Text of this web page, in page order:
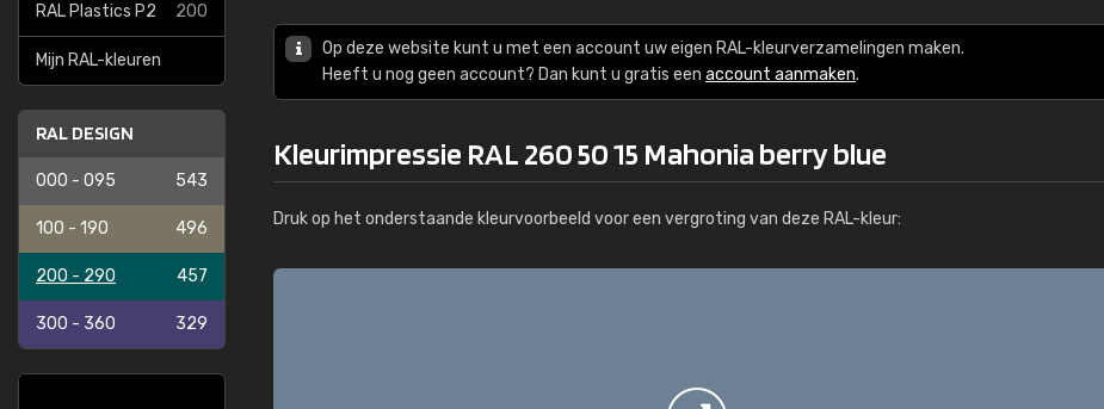
RAL Plastics P2 200
Mijn RAL-kleuren
RAL DESIGN
000 - 095 543
100 - 190 496
200 - 290 457
300 - 360 329
Op deze website kunt u met een account uw eigen RAL-kleurverzamelingen maken.
Heeft u nog geen account? Dan kunt u gratis een account aanmaken.
Kleurimpressie RAL 260 50 15 Mahonia berry blue
Druk op het onderstaande kleurvoorbeeld voor een vergroting van deze RAL-kleur:
RAL K7 op waterbasis
Meer info / bestellen